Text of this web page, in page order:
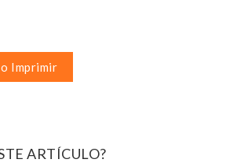
Imprimir
ARTÍCULO?